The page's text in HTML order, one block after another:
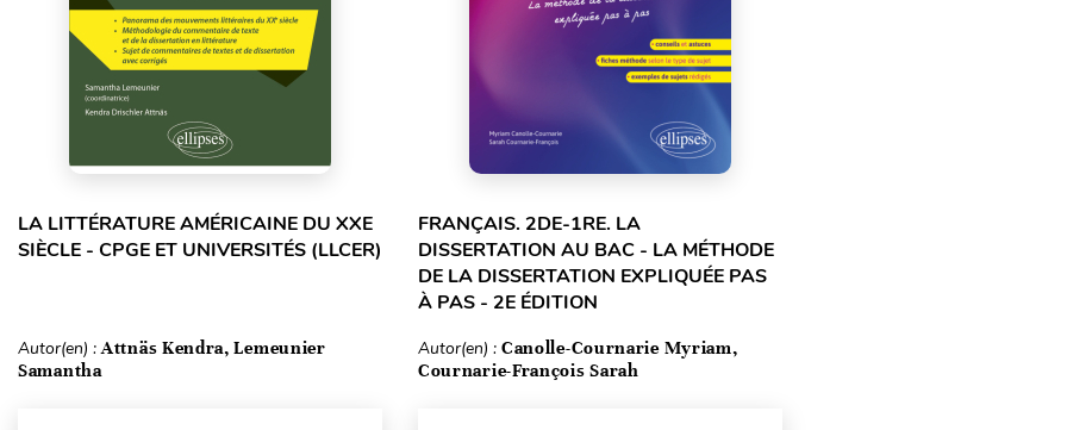
LA LITTÉRATURE AMÉRICAINE DU XXE
SIÈCLE - CPGE ET UNIVERSITÉS (LLCER)
Autor(en) :Attnäs Kendra, Lemeunier
Samantha
FRANÇAIS. 2DE-1RE. LA
DISSERTATION AU BAC - LA MÉTHODE
DE LA DISSERTATION EXPLIQUÉE PAS
À PAS - 2E ÉDITION
Autor(en) : Canolle-Cournarie Myriam,
Cournarie-François Sarah